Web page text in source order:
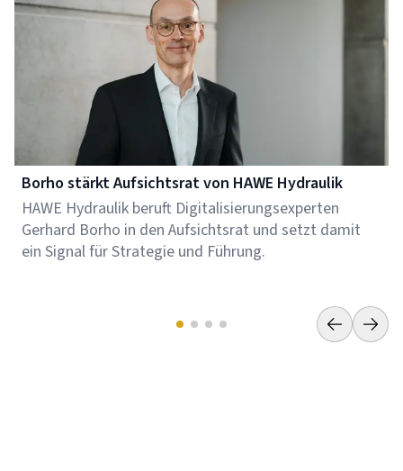
Borho stärkt Aufsichtsrat von HAWE Hydraulik
HAWE Hydraulik beruft Digitalisierungsexperten
Gerhard Borho in den Aufsichtsrat und setzt damit
ein Signal für Strategie und Führung.